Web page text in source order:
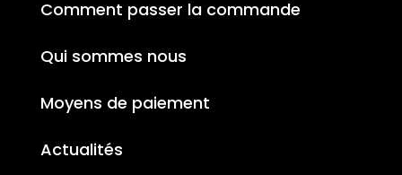
Comment passer la commande
Qui sommes nous
Moyens de paiement
Actualités